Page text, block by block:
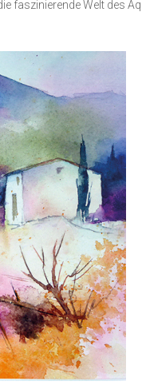
faszinierende Welt des